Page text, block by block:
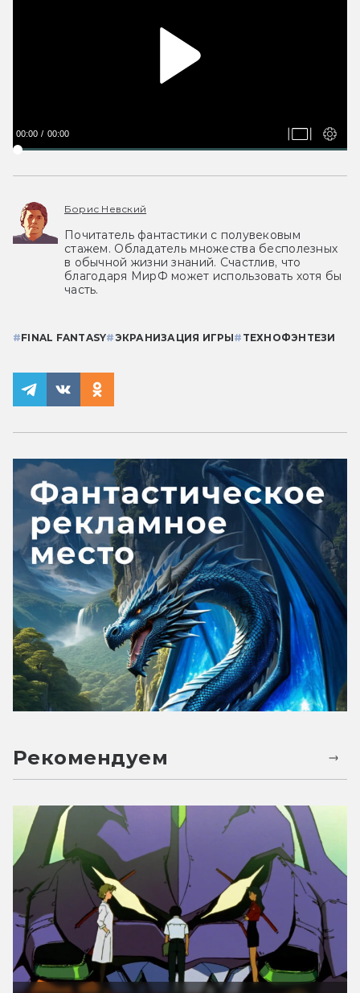
00:00 00:00
Борис Невский
Почитатель фантастики с полувековым
стажем. Обладатель множества бесполезных
в обычной жизни знаний. Счастлив, что
благодаря МирФ может использовать хотя бы
часть.
#FINAL FANTASY#ЭКРАНИЗАЦИЯ ИГРЫ# ТЕХНОФЭНТЕЗИ
Рекомендуем